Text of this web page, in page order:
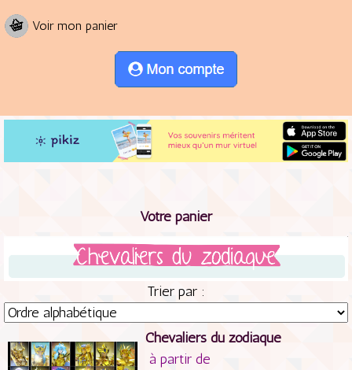
Voir mon panier
Votre panier
Trier par :
Chevaliers du zodiaque
à partir de